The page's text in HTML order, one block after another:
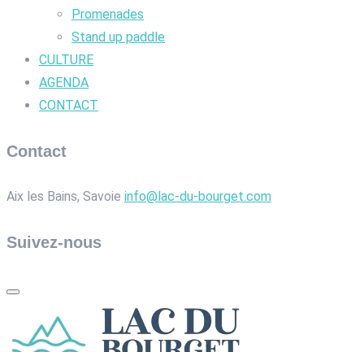
Promenades
Stand up paddle
CULTURE
AGENDA
CONTACT
Contact
Aix les Bains, Savoie info@lac-du-bourget.com
Suivez-nous